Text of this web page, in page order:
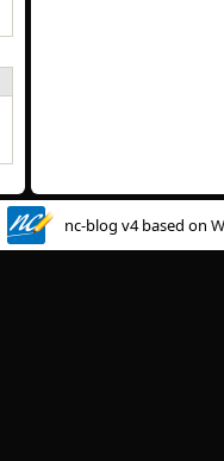
nc-blog v4 based on